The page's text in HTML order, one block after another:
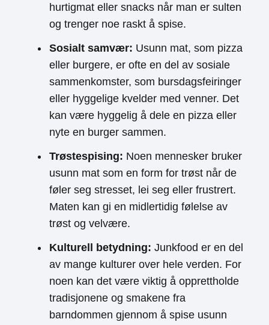
hurtigmat eller snacks når man er sulten
og trenger noe raskt å spise.
Sosialt samvær: Usunn mat, som pizza
eller burgere, er ofte en del av sosiale
sammenkomster, som bursdagsfeiringer
eller hyggelige kvelder med venner. Det
kan være hyggelig å dele en pizza eller
nyte en burger sammen.
Trøstespising: Noen mennesker bruker
usunn mat som en form for trøst når de
føler seg stresset, lei seg eller frustrert.
Maten kan gi en midlertidig følelse av
trøst og velvære.
Kulturell betydning: Junkfood er en del
av mange kulturer over hele verden. For
noen kan det være viktig å opprettholde
tradisjonene og smakene fra
barndommen gjennom å spise usunn